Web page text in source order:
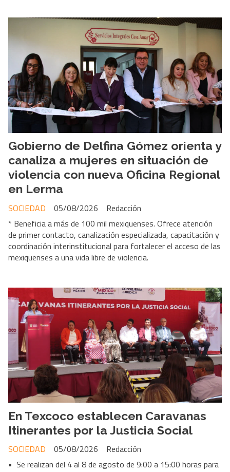
Gobierno de Delfina Gómez orienta y
canaliza a mujeres en situación de
violencia con nueva Oficina Regional
en Lerma
Redacción
SOCIEDAD
05/08/2026
* Beneficia a más de 100 mil mexiquenses. Ofrece atención
de primer contacto, canalización especializada, capacitación y
coordinación interinstitucional para fortalecer el acceso de las
mexiquenses a una vida libre de violencia.
En Texcoco establecen Caravanas
Itinerantes por la Justicia Social
Redacción
SOCIEDAD
05/08/2026
• Se realizan del 4 al 8 de agosto de 9:00 a 15:00 horas para